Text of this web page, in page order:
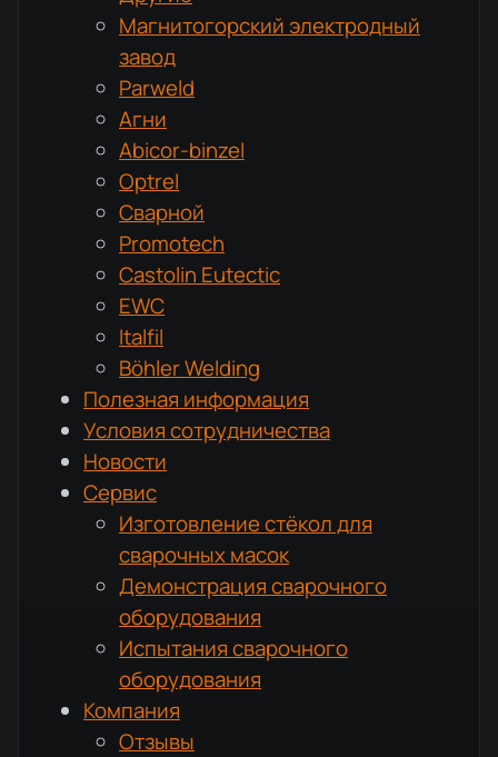
Магнитогорский электродный
завод
Parweld
Агни
Abicor-binzel
Optrel
Сварной
Promotech
Castolin Eutectic
EWC
Italfil
Böhler Welding
Полезная информация
Условия сотрудничества
Новости
Сервис
Изготовление стёкол для
сварочных масок
Демонстрация сварочного
оборудования
Испытания сварочного
оборудования
Компания
Отзывы